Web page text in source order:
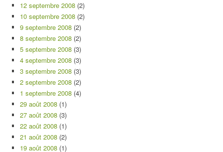
12 septembre 2008 (2)
10 septembre 2008 (2)
9 septembre 2008 (2)
8 septembre 2008 (2)
5 septembre 2008 (3)
4 septembre 2008 (3)
3 septembre 2008 (3)
2 septembre 2008 (2)
1 septembre 2008 (4)
29 août 2008 (1)
27 août 2008 (3)
22 août 2008 (1)
21 août 2008 (2)
19 août 2008 (1)